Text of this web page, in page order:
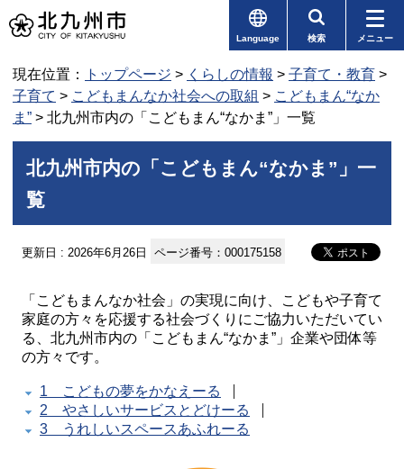
Language 検索 メニュー
現在位置： トップページ > くらしの情報 > 子育て・教育 >
子育て > こどもまんなか社会への取組 > こどもまん“なか
ま” > 北九州市内の「こどもまん“なかま”」一覧
北九州市内の「こどもまん“なかま”」一
覧
更新日 : 2026年6月26日 ページ番号：000175158
「こどもまんなか社会」の実現に向け、こどもや子育て
家庭の方々を応援する社会づくりにご協力いただいてい
る、北九州市内の「こどもまん“なかま”」企業や団体等
の方々です。
1 こどもの夢をかなえーる
2 やさしいサービスとどけーる
3 うれしいスペースあふれーる